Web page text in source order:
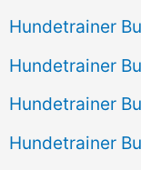
Hundetrainer
Hundetrainer
Hundetrainer
Hundetrainer